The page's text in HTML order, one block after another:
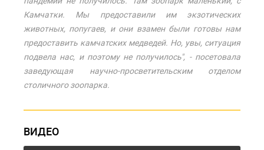
Камчатки. Мы предоставили им экзотических
животных, попугаев, и они взамен были готовы нам
предоставить камчатских медведей. Но, увы, ситуация
подвела нас, и поэтому не получилось", - посетовала
заведующая научно-просветительским отделом
столичного зоопарка.
ВИДЕО